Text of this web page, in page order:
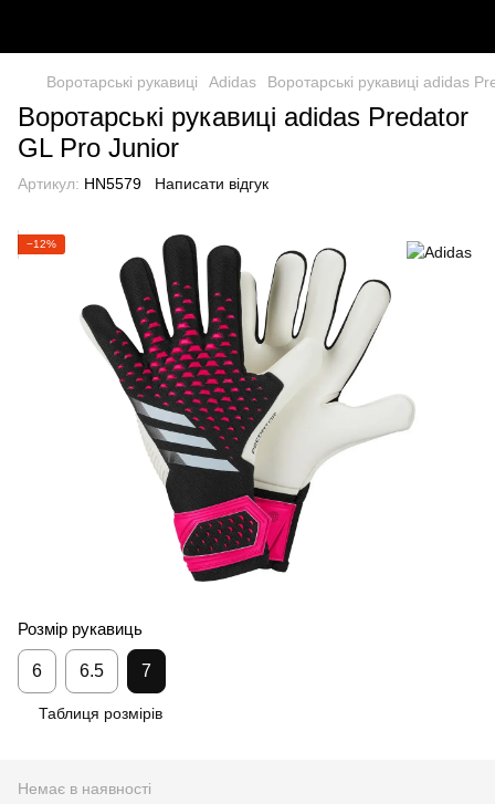
Воротарські рукавиці Adidas Воротарські рукавиці adidas
Воротарські рукавиці adidas Predator
GL Pro Junior
Артикул: HN5579 Написати відгук
−12%
Розмір рукавиць
6 6.5 7
Таблиця розмірів
Немає в наявності